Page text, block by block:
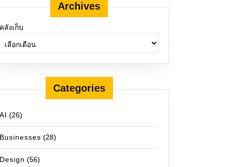
Archives
คลังเก็บ
Categories
AI (26)
Businesses (28)
Design (56)